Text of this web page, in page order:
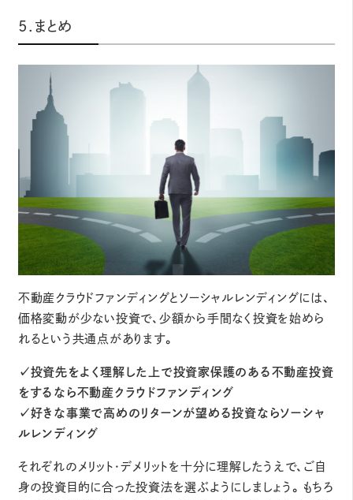
5.まとめ
不動産クラウドファンディングとソーシャルレンディングには、
価格変動が少ない投資で、少額から手間なく投資を始めら
れるという共通点があります。
✓投資先をよく理解した上で投資家保護のある不動産投資
をするなら不動産クラウドファンディング
✓好きな事業で高めのリターンが望める投資ならソーシャ
ルレンディング
それぞれのメリット・デメリットを十分に理解したうえで、ご自
身の投資目的に合った投資法を選ぶようにしましょう。もちろ